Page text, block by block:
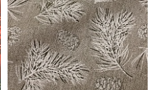
Купава
дополнительные
до 30% на узкие